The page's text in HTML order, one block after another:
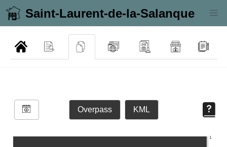
Saint-Laurent-de-la-Salanque
Overpass KML
1